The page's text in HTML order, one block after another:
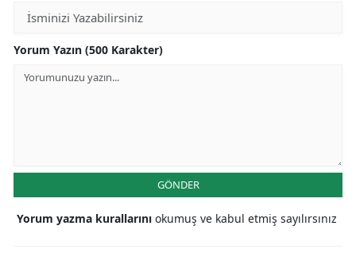
Yorum Yazın (500 Karakter)
GÖNDER
Yorum yazma kurallarını okumuş ve kabul etmiş sayılırsınız